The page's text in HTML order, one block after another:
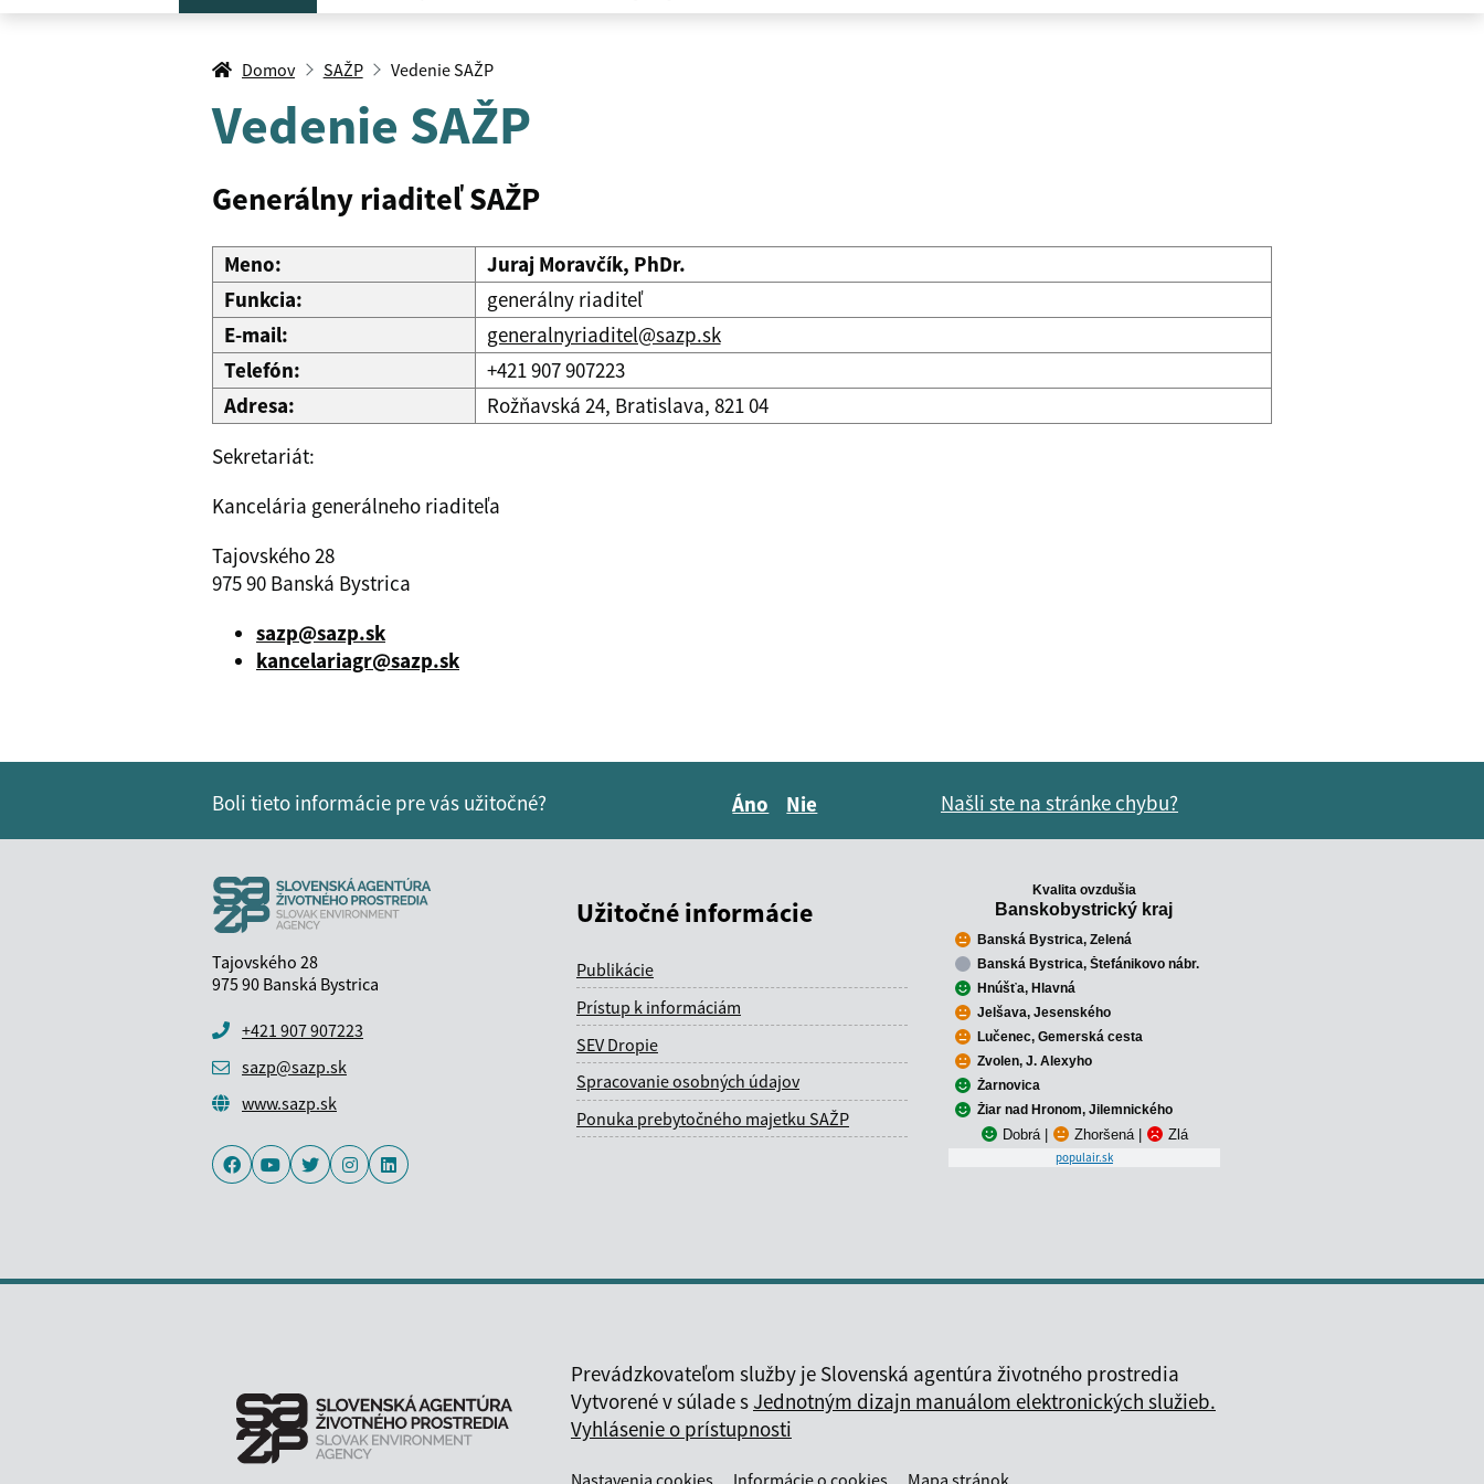
Domov SAŽP Vedenie SAŽP
Vedenie SAŽP
Generálny riaditeľ SAŽP
Meno:
Juraj Moravčík, PhDr.
Funkcia:
generálny riaditeľ
E-mail:
generalnyriaditel@sazp.sk
Telefón:
+421 907 907223
Adresa:
Rožňavská 24, Bratislava, 821 04
Sekretariát:
Kancelária generálneho riaditeľa
Tajovského 28
975 90 Banská Bystrica
sazp@sazp.sk
kancelariagr@sazp.sk
Boli tieto informácie pre vás užitočné?
Áno
Nie
Našli ste na stránke chybu?
Tajovského 28
975 90 Banská Bystrica
+421 907 907223
sazp@sazp.sk
www.sazp.sk
FacebookYoutubeTwitterInstagramLinkedIn
Užitočné informácie
Publikácie
Prístup k informáciám
SEV Dropie
Spracovanie osobných údajov
Ponuka prebytočného majetku SAŽP
Kvalita ovzdušia
Banskobystrický kraj
Banská Bystrica, Zelená
Banská Bystrica, Štefánikovo nábr.
Hnúšťa, Hlavná
Jelšava, Jesenského
Lučenec, Gemerská cesta
Zvolen, J. Alexyho
Žarnovica
Žiar nad Hronom, Jilemnického
Dobrá | Zhoršená | Zlá
populair.sk
Prevádzkovateľom služby je Slovenská agentúra životného prostredia
Vytvorené v súlade s Jednotným dizajn manuálom elektronických služieb.
Vyhlásenie o prístupnosti